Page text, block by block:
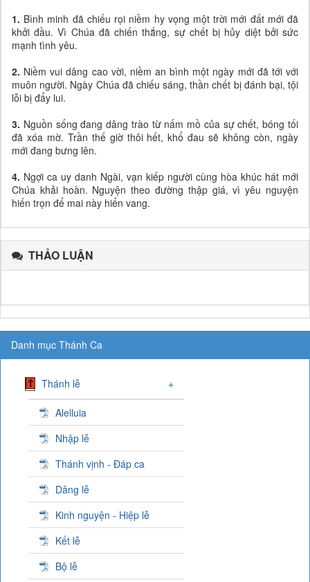
1. Bình minh đã chiếu rọi niềm hy vọng một trời mới đất mới đã
khởi đầu. Vì Chúa đã chiến thắng, sự chết bị hủy diệt bởi sức
mạnh tình yêu.
2. Niềm vui dâng cao vời, niềm an bình một ngày mới đã tới với
muôn người. Ngày Chúa đã chiếu sáng, thần chết bị đánh bại, tội
lỗi bị đẩy lui.
3. Nguồn sống đang dâng trào từ nấm mồ của sự chết, bóng tối
đã xóa mờ. Trần thế giờ thôi hết, khổ đau sẽ không còn, ngày
mới đang bưng lên.
4. Ngợi ca uy danh Ngài, vạn kiếp người cùng hòa khúc hát mới
Chúa khải hoàn. Nguyện theo đường thập giá, vì yêu nguyện
hiến trọn để mai này hiển vang.
THẢO LUẬN
Danh mục Thánh Ca
Thánh lễ +
Alelluia
Nhập lễ
Thánh vịnh - Đáp ca
Dâng lễ
Kinh nguyện - Hiệp lễ
Kết lễ
Bộ lễ